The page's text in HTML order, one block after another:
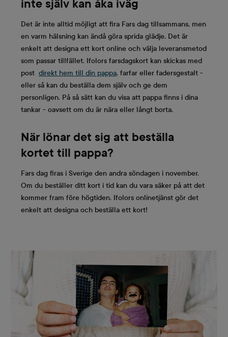
inte själv kan åka iväg
Det är inte alltid möjligt att fira Fars dag tillsammans, men
en varm hälsning kan ändå göra sprida glädje. Det är
enkelt att designa ett kort online och välja leveransmetod
som passar tillfället. Ifolors farsdagskort kan skickas med
post direkt hem till din pappa, farfar eller fadersgestalt -
eller så kan du beställa dem själv och ge dem
personligen. På så sätt kan du visa att pappa finns i dina
tankar - oavsett om du är nära eller långt borta.
När lönar det sig att beställa
kortet till pappa?
Fars dag firas i Sverige den andra söndagen i november.
Om du beställer ditt kort i tid kan du vara säker på att det
kommer fram före högtiden. Ifolors onlinetjänst gör det
enkelt att designa och beställa ett kort!